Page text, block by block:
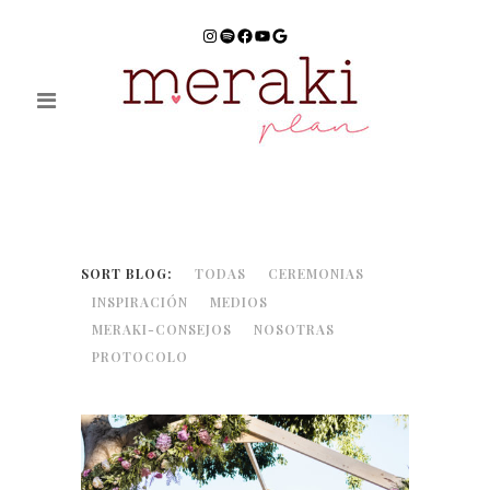
Instagram
Spotify
Facebook
YouTube
Google
SORT BLOG: TODAS
CEREMONIAS
INSPIRACIÓN
MEDIOS
MERAKI-CONSEJOS
NOSOTRAS
PROTOCOLO